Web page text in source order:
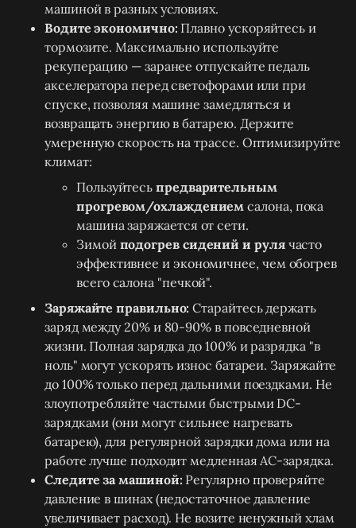
машиной в разных условиях.
Водите экономично: Плавно ускоряйтесь и
тормозите. Максимально используйте
рекуперацию — заранее отпускайте педаль
акселератора перед светофорами или при
спуске, позволяя машине замедляться и
возвращать энергию в батарею. Держите
умеренную скорость на трассе. Оптимизируйте
климат:
Пользуйтесьпредварительным
прогревом/охлаждением салона, пока
машина заряжается от сети.
Зимой подогрев сидений и рулячасто
эффективнее и экономичнее, чем обогрев
всего салона "печкой".
Заряжайте правильно: Старайтесь держать
заряд между 20% и 80-90% в повседневной
жизни. Полная зарядка до 100% и разрядка "в
ноль" могут ускорять износ батареи. Заряжайте
до 100% только перед дальними поездками. Не
злоупотребляйте частыми быстрыми DC-
зарядками (они могут сильнее нагревать
батарею), для регулярной зарядки дома или на
работе лучше подходит медленная AC-зарядка.
Следите за машиной: Регулярно проверяйте
давление в шинах (недостаточное давление
увеличивает расход). Не возите ненужный хлам